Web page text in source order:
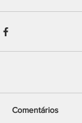
Comentários